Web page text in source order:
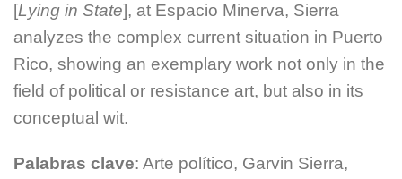
[Lying in State], at Espacio Minerva, Sierra
analyzes the complex current situation in Puerto
Rico, showing an exemplary work not only in the
field of political or resistance art, but also in its
conceptual wit.
Palabras clave: Arte político, Garvin Sierra,